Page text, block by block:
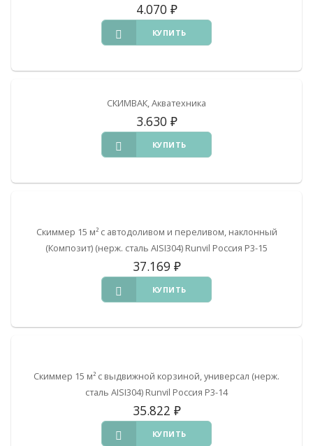
4.070 ₽
КУПИТЬ
СКИМВАК, Акватехника
3.630 ₽
КУПИТЬ
Скиммер 15 м² с автодоливом и переливом, наклонный
(Композит) (нерж. сталь AISI304) Runvil Россия Р3-15
37.169 ₽
КУПИТЬ
Скиммер 15 м² с выдвижной корзиной, универсал (нерж.
сталь AISI304) Runvil Россия Р3-14
35.822 ₽
КУПИТЬ